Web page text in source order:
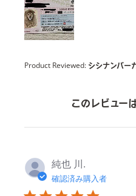
Product Reviewed: シシナンバー
このレビュー
純也 川.
確認済み購入者